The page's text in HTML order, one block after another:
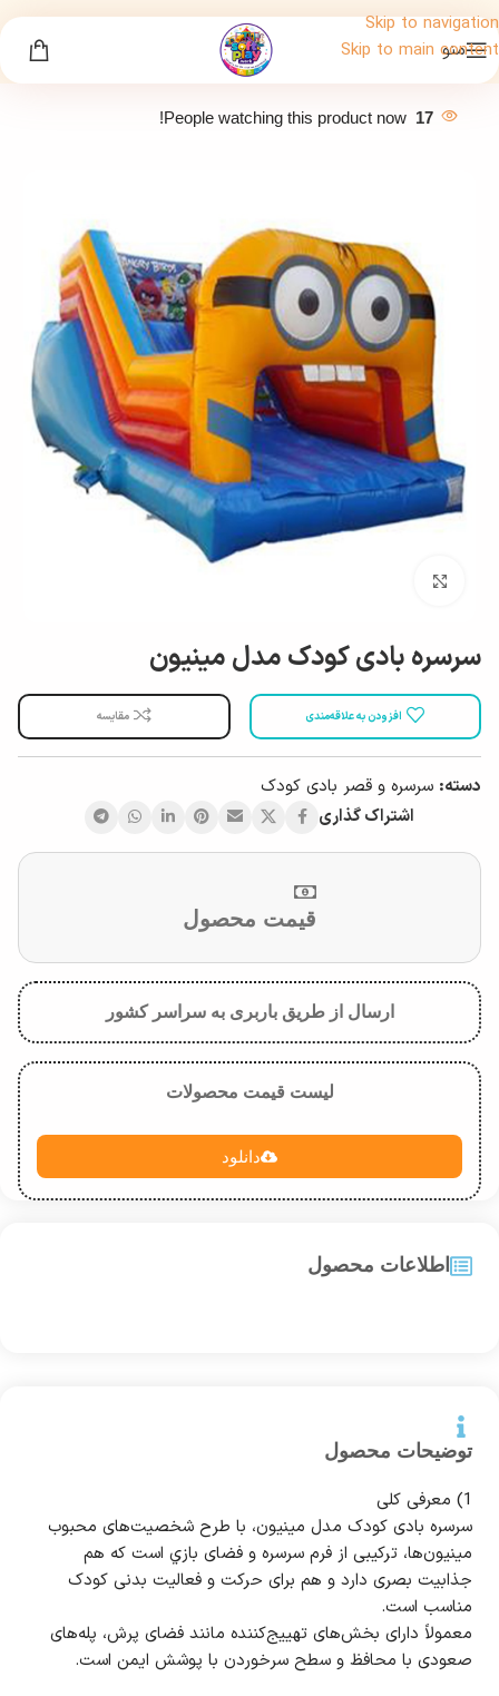
Skip to navigation
Skip to main content
منو
17
People watching this product now!
سرسره بادی کودک مدل مینیون
افزودن به علاقه‌مندی مقایسه
دسته: سرسره و قصر بادی کودک
اشتراک گذاری
قیمت محصول
ارسال از طریق باربری به سراسر کشور
لیست قیمت محصولات
دانلود
توضیحات محصول
1) معرفی کلی
سرسره بادی کودک مدل مینیون، با طرح شخصیت‌های محبوب
مینیون‌ها، ترکیبی از فرم سرسره و فضای بازي است که هم
جذابیت بصری دارد و هم برای حرکت و فعالیت بدنی کودک
مناسب است.
معمولاً دارای بخش‌های تهییج‌کننده مانند فضای پرش، پله‌های
صعودی با محافظ و سطح سرخوردن با پوشش ایمن است.
اطلاعات محصول